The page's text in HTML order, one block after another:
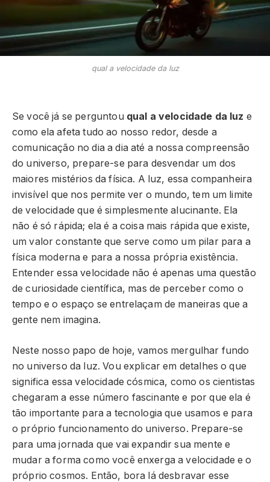
qual a velocidade da luz
Se você já se perguntou qual a velocidade da luz e
como ela afeta tudo ao nosso redor, desde a
comunicação no dia a dia até a nossa compreensão
do universo, prepare-se para desvendar um dos
maiores mistérios da física. A luz, essa companheira
invisível que nos permite ver o mundo, tem um limite
de velocidade que é simplesmente alucinante. Ela
não é só rápida; ela é a coisa mais rápida que existe,
um valor constante que serve como um pilar para a
física moderna e para a nossa própria existência.
Entender essa velocidade não é apenas uma questão
de curiosidade científica, mas de perceber como o
tempo e o espaço se entrelaçam de maneiras que a
gente nem imagina.
Neste nosso papo de hoje, vamos mergulhar fundo
no universo da luz. Vou explicar em detalhes o que
significa essa velocidade cósmica, como os cientistas
chegaram a esse número fascinante e por que ela é
tão importante para a tecnologia que usamos e para
o próprio funcionamento do universo. Prepare-se
para uma jornada que vai expandir sua mente e
mudar a forma como você enxerga a velocidade e o
próprio cosmos. Então, bora lá desbravar esse